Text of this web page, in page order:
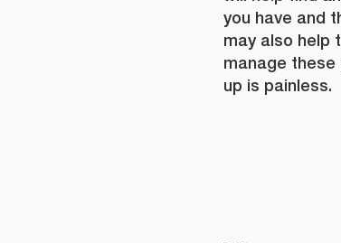
you have and
may also help
manage these
up is painless.